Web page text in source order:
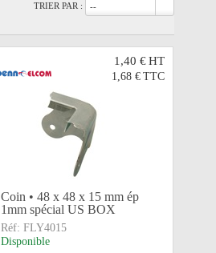
TRIER PAR : --
1,40 €HT
1,68 € TTC
Coin • 48 x 48 x 15 mm ép
1mm spécial US BOX
Réf: FLY4015
Disponible